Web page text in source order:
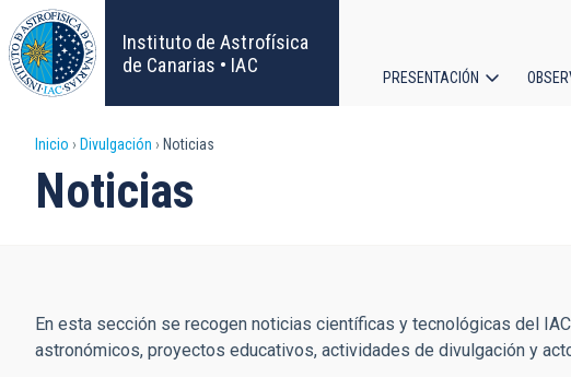
Pasar
al
contenido
principal
Instituto de Astrofísica
de Canarias • IAC
PRESENTACIÓN
Sobrescribir
enlaces
a
Inicio Divulgación Noticias
Noticias
En esta sección se recogen noticias científicas y tecnológicas del
astronómicos, proyectos educativos, actividades de divulgación y